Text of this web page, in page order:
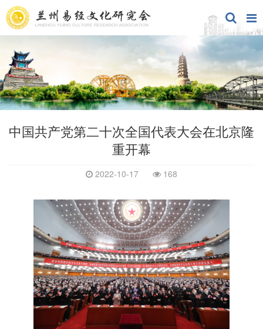
中国共产党第二十次全国代表大会在北京隆
重开幕
2022-10-17 168